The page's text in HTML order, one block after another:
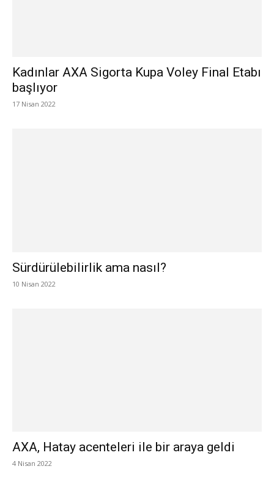
Kadınlar AXA Sigorta Kupa Voley Final Etabı
başlıyor
17 Nisan 2022
Sürdürülebilirlik ama nasıl?
10 Nisan 2022
AXA, Hatay acenteleri ile bir araya geldi
4 Nisan 2022